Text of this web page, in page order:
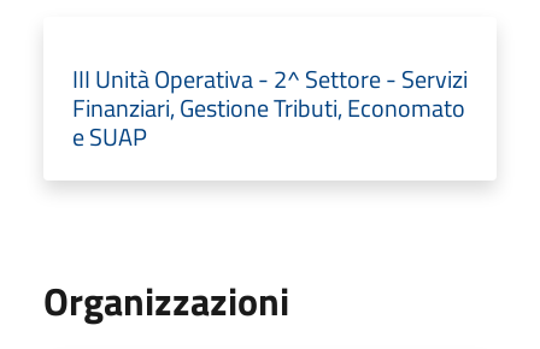
III Unità Operativa - 2^ Settore - Servizi
Finanziari, Gestione Tributi, Economato
e SUAP
Organizzazioni